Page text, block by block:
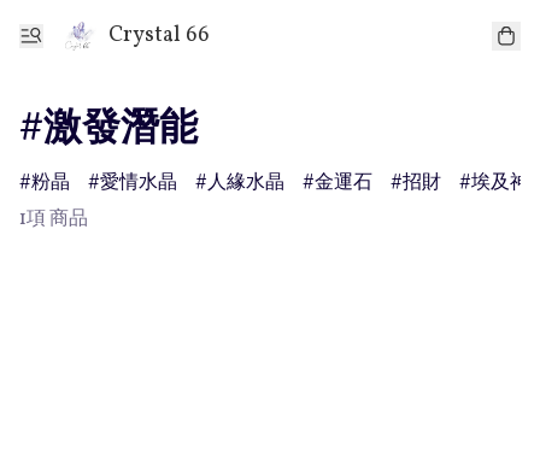
Crystal 66
#激發潛能
粉晶 愛情水晶 人緣水晶 金運石 招財
埃及神
1項 商品